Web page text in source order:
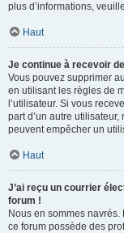
plus d’informations,
Haut
Je continue à recevoir
Vous pouvez supprimer
en utilisant les règles de
l’utilisateur. Si vous
part d’un autre
peuvent empêcher un
Haut
J’ai reçu un courrier
forum !
Nous en sommes
ce forum possède des